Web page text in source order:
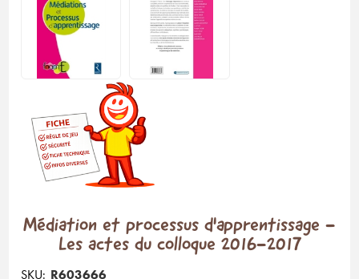
Médiation et processus d'apprentissage -
Les actes du colloque 2016-2017
SKU: R603666